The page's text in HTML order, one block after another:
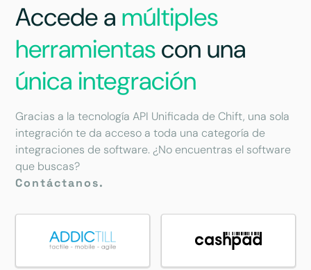
Accede a múltiples
herramientascon una
única integración
Gracias a la tecnología API Unificada de Chift, una sola
integración te da acceso a toda una categoría de
integraciones de software. ¿No encuentras el software
que buscas?
Contáctanos.